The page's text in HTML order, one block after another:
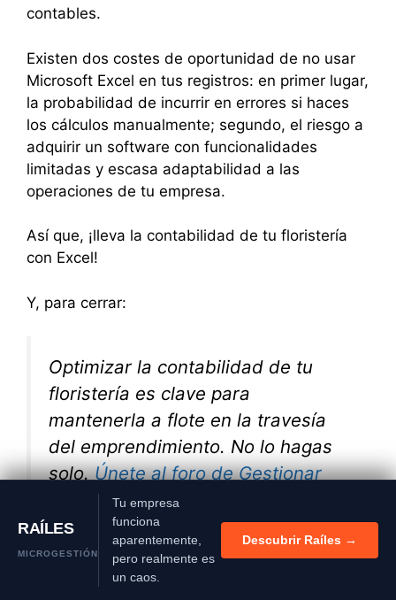
contables.
Existen dos costes de oportunidad de no usar
Microsoft Excel en tus registros: en primer lugar,
la probabilidad de incurrir en errores si haces
los cálculos manualmente; segundo, el riesgo a
adquirir un software con funcionalidades
limitadas y escasa adaptabilidad a las
operaciones de tu empresa.
Así que, ¡lleva la contabilidad de tu floristería
con Excel!
Y, para cerrar:
Optimizar la contabilidad de tu
floristería es clave para
mantenerla a flote en la travesía
del emprendimiento. No lo hagas
solo.Únete al foro de Gestionar
Fácil, donde encontrarás el apoyo
que necesitas para utilizar Excel
de forma eficaz y garantizar la
precisión en cada transacción
RAÍLES
MICROGESTIÓN
Tu empresa
funciona
aparentemente,
pero realmente es
un caos.
Descubrir Raíles →